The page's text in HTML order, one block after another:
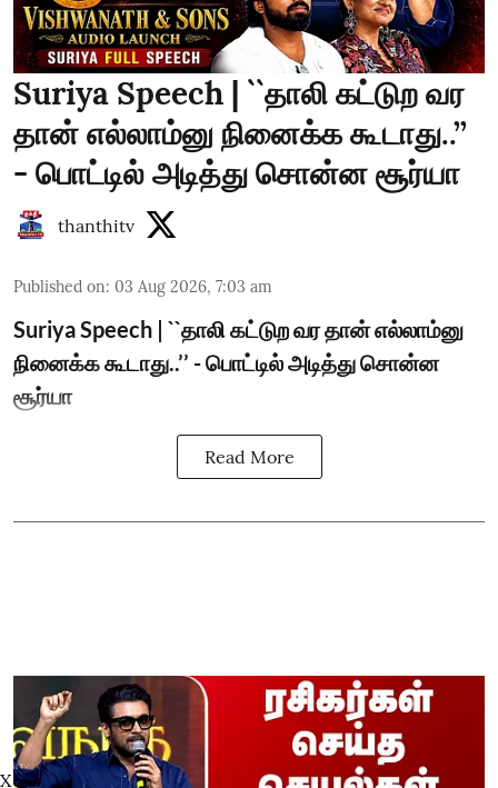
Suriya Speech | ``தாலி கட்டுற வர
தான் எல்லாம்னு நினைக்க கூடாது..’’
- பொட்டில் அடித்து சொன்ன சூர்யா
thanthitv
Published on: 03 Aug 2026, 7:03 am
Suriya Speech | ``தாலி கட்டுற வர தான் எல்லாம்னு
நினைக்க கூடாது..’’ - பொட்டில் அடித்து சொன்ன
சூர்யா
Read More
X